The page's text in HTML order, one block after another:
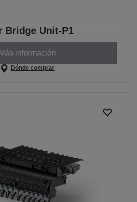
Bridge Unit-P1
Más información
Dónde comprar